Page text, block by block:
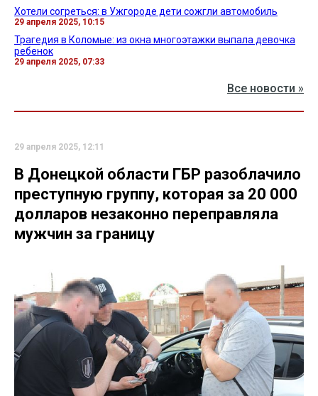
Хотели согреться: в Ужгороде дети сожгли автомобиль
29 апреля 2025, 10:15
Трагедия в Коломые: из окна многоэтажки выпала девочка
ребенок
29 апреля 2025, 07:33
Все новости »
29 апреля 2025, 12:11
В Донецкой области ГБР разоблачило
преступную группу, которая за 20 000
долларов незаконно переправляла
мужчин за границу